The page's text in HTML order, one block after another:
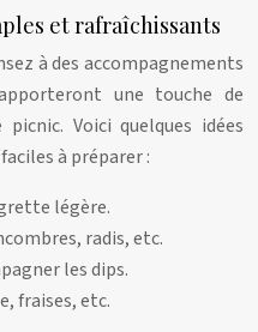
et rafraîchissants
à des accompagnements
une touche de
Voici quelques idées
à préparer :
légère.
radis, etc.
les dips.
fraises, etc.